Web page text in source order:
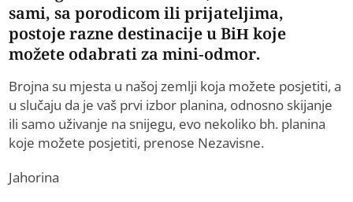
sami, sa porodicom ili prijateljima,
postoje razne destinacije u BiH koje
možete odabrati za mini-odmor.
Brojna su mjesta u našoj zemlji koja možete posjetiti, a
u slučaju da je vaš prvi izbor planina, odnosno skijanje
ili samo uživanje na snijegu, evo nekoliko bh. planina
koje možete posjetiti, prenose Nezavisne.
Jahorina